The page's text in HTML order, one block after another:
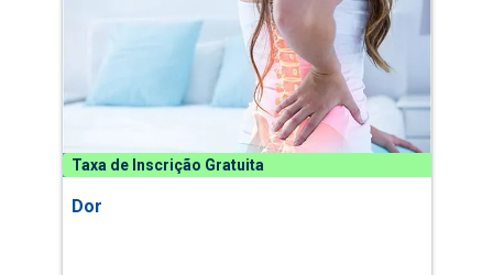
Taxa de Inscrição Gratuita
Dor